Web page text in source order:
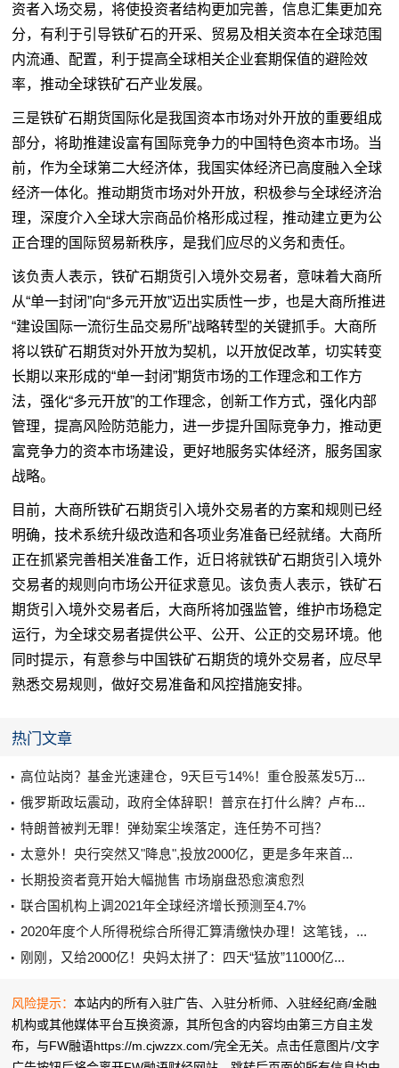
资者入场交易，将使投资者结构更加完善，信息汇集更加充
分，有利于引导铁矿石的开采、贸易及相关资本在全球范围
内流通、配置，利于提高全球相关企业套期保值的避险效
率，推动全球铁矿石产业发展。
三是铁矿石期货国际化是我国资本市场对外开放的重要组成
部分，将助推建设富有国际竞争力的中国特色资本市场。当
前，作为全球第二大经济体，我国实体经济已高度融入全球
经济一体化。推动期货市场对外开放，积极参与全球经济治
理，深度介入全球大宗商品价格形成过程，推动建立更为公
正合理的国际贸易新秩序，是我们应尽的义务和责任。
该负责人表示，铁矿石期货引入境外交易者，意味着大商所
从“单一封闭”向“多元开放”迈出实质性一步，也是大商所推进
“建设国际一流衍生品交易所”战略转型的关键抓手。大商所
将以铁矿石期货对外开放为契机，以开放促改革，切实转变
长期以来形成的“单一封闭”期货市场的工作理念和工作方
法，强化“多元开放”的工作理念，创新工作方式，强化内部
管理，提高风险防范能力，进一步提升国际竞争力，推动更
富竞争力的资本市场建设，更好地服务实体经济，服务国家
战略。
目前，大商所铁矿石期货引入境外交易者的方案和规则已经
明确，技术系统升级改造和各项业务准备已经就绪。大商所
正在抓紧完善相关准备工作，近日将就铁矿石期货引入境外
交易者的规则向市场公开征求意见。该负责人表示，铁矿石
期货引入境外交易者后，大商所将加强监管，维护市场稳定
运行，为全球交易者提供公平、公开、公正的交易环境。他
同时提示，有意参与中国铁矿石期货的境外交易者，应尽早
熟悉交易规则，做好交易准备和风控措施安排。
热门文章
高位站岗？基金光速建仓，9天巨亏14%！重仓股蒸发5万...
俄罗斯政坛震动，政府全体辞职！普京在打什么牌？卢布...
特朗普被判无罪！弹劾案尘埃落定，连任势不可挡？
太意外！央行突然又"降息",投放2000亿，更是多年来首...
长期投资者竟开始大幅抛售 市场崩盘恐愈演愈烈
联合国机构上调2021年全球经济增长预测至4.7%
2020年度个人所得税综合所得汇算清缴快办理！这笔钱，...
刚刚，又给2000亿！央妈太拼了：四天“猛放”11000亿...
风险提示：本站内的所有入驻广告、入驻分析师、入驻经纪商/金融
机构或其他媒体平台互换资源，其所包含的内容均由第三方自主发
布，与FW融语https://m.cjwzzx.com/完全无关。点击任意图片/文字